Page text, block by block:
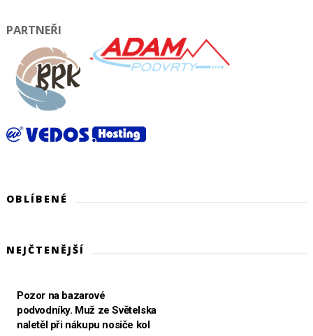
PARTNEŘI
OBLÍBENÉ
NEJČTENĚJŠÍ
Pozor na bazarové
podvodníky. Muž ze Světelska
naletěl při nákupu nosiče kol